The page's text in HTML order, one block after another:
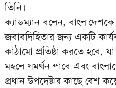
তিনি।
ক্যাডম্যান বলেন,
জবাবদিহিতার জন্য একটি
কাঠামো প্রতিষ্ঠা করতে হবে,
মহলে সমর্থন পাবে এবং
প্রধান উপদেষ্টার কাছে বেশ